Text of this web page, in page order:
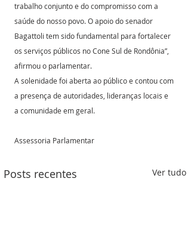
trabalho conjunto e do compromisso com a
saúde do nosso povo. O apoio do senador
Bagattoli tem sido fundamental para fortalecer
os serviços públicos no Cone Sul de Rondônia”,
afirmou o parlamentar.
A solenidade foi aberta ao público e contou com
a presença de autoridades, lideranças locais e
a comunidade em geral.
Assessoria Parlamentar
Posts recentes Ver tudo